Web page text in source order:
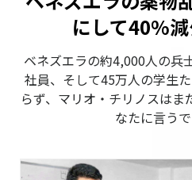
にして40%
ベネズエラの約4,000人の兵
社員、そして45万人の学生
らず、マリオ・チリノスはま
なたに言うで